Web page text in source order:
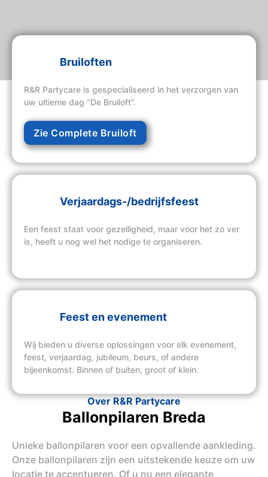
Bruiloften
R&R Partycare is gespecialiseerd in het verzorgen van
uw ultieme dag “De Bruiloft”.
Zie Complete Bruiloft
Verjaardags-/bedrijfsfeest
Een feest staat voor gezelligheid, maar voor het zo ver
is, heeft u nog wel het nodige te organiseren.
Feest en evenement
Wij bieden u diverse oplossingen voor elk evenement,
feest, verjaardag, jubileum, beurs, of andere
bijeenkomst. Binnen of buiten, groot of klein.
Over R&R Partycare
Ballonpilaren Breda
Unieke ballonpilaren voor een opvallende aankleding.
Onze ballonpilaren zijn een uitstekende keuze om uw
locatie te accentueren. Of u nu een elegante